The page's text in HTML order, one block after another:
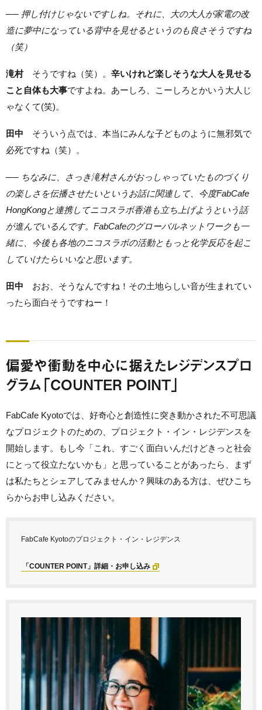
── 押し付けじゃないですしね。それに、大の大人が家電の改
造に夢中になっている背中を見せるというのも良さそうですね
（笑）
滝村そうですね（笑）。 辛いけれど楽しそうな大人を見せる
こと自体も大事ですよね。あーしろ、こーしろとかいう大人じ
ゃなくて(笑)。
田中 そういう点では、本当にみんな子どものように無邪気で
必死ですね（笑）。
── ちなみに、さっき滝村さんがおっしゃっていたものづくり
の楽しさを伝播させたいというお話に関連して、今度FabCafe
HongKongと連携してニコスラボ香港も立ち上げようという話
が進んでいるんです。FabCafeのグローバルネットワークも一
緒に、今後も各地のニコスラボの活動ともっと化学反応を起こ
していけたらいいなと思います。
田中 おお、そうなんですね！その土地らしい音が生まれてい
ったら面白そうですねー！
偏愛や衝動を中心に据えたレジデンスプロ
グラム「COUNTER POINT」
FabCafe Kyotoでは、好奇心と創造性に突き動かされた不可思議
なプロジェクトのための、プロジェクト・イン・レジデンスを
開始します。もし今「これ、すごく面白いんだけどきっと社会
にとって役立たないかも」と思っていることがあったら、まず
は私たちとシェアしてみませんか？興味のある方は、ぜひこち
らからお申し込みください。
FabCafe Kyotoのプロジェクト・イン・レジデンス
「COUNTER POINT」詳細・お申し込み